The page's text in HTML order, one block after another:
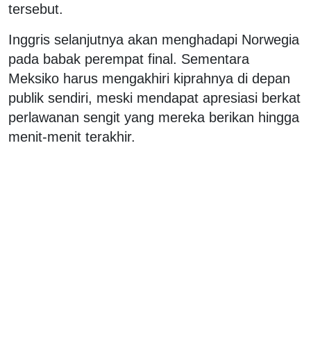
tersebut.
Inggris selanjutnya akan menghadapi Norwegia
pada babak perempat final. Sementara
Meksiko harus mengakhiri kiprahnya di depan
publik sendiri, meski mendapat apresiasi berkat
perlawanan sengit yang mereka berikan hingga
menit-menit terakhir.